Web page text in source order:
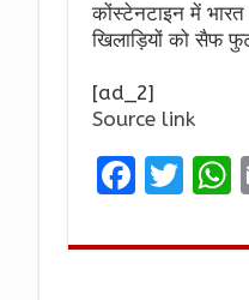
कोंस्टेनटाइन में
खिलाड़ियों को सैफ
[ad_2]
Source link
F
ce
T
it